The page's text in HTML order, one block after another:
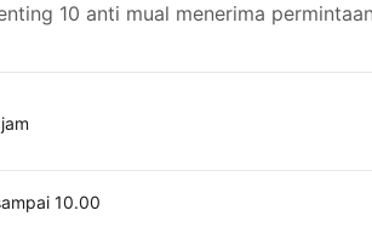
10 anti mual menerima
10.00